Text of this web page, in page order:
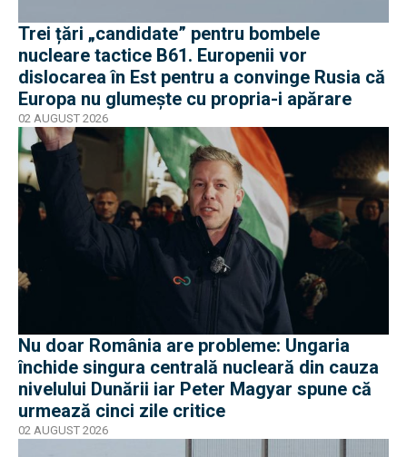
Trei țări „candidate” pentru bombele
nucleare tactice B61. Europenii vor
dislocarea în Est pentru a convinge Rusia că
Europa nu glumește cu propria-i apărare
02 AUGUST 2026
Nu doar România are probleme: Ungaria
închide singura centrală nucleară din cauza
nivelului Dunării iar Peter Magyar spune că
urmează cinci zile critice
02 AUGUST 2026